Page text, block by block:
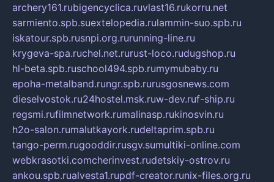
archery161.rubigencyclica.ruvlast16.rukorru.net
sarmiento.spb.suextelopedia.rulammin-suo.spb.ru
iskatour.spb.rusnpi.org.rurunning-line.ru
krygeva-spa.ruchel.net.rurust-loco.rudugshop.ru
hl-beta.spb.ruschool494.spb.rumymubaby.ru
epoha-metalband.rungr.spb.rurusgosnews.com
dieselvostok.ru24hostel.msk.ruw-dev.ruf-ship.ru
regsmi.rufilmnetwork.rumalinasp.rukinosvin.ru
h2o-salon.rumalutkayork.rudeltaprim.spb.ru
tango-perm.rugooddir.rusgv.sumultiki-online.com
webkrasotki.comcherinvest.rudetskiy-ostrov.ru
ankou.spb.rualvesta1.rupdf-creator.runix-files.org.ru